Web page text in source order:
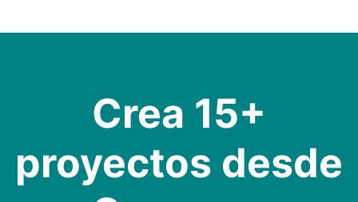
Crea 15+
proyectos desde